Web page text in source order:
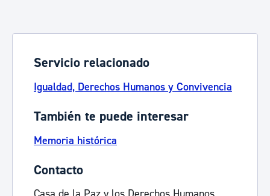
Servicio relacionado
Igualdad, Derechos Humanos y Convivencia
También te puede interesar
Memoria histórica
Contacto